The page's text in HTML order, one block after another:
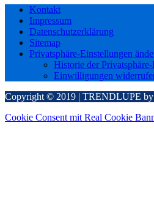
Kontakt
Impressum
Datenschutzerklärung
Sitemap
Privatsphäre-Einstellungen
Historie der
Einwilligungen
Copyright © 2019 | TRENDLUPE
Cookie Consent mit Real Cookie